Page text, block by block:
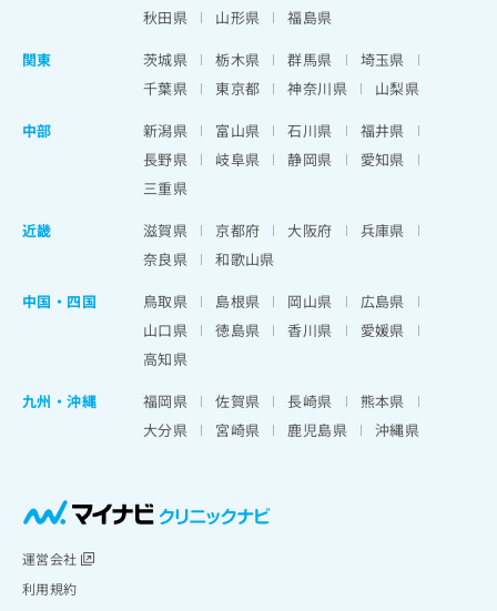
秋田県
山形県
福島県
関東
茨城県 栃木県 群馬県
埼玉県
千葉県
東京都 神奈川県
山梨県
中部
新潟県 富山県 石川県
福井県
長野県
岐阜県 静岡県
愛知県
三重県
近畿
滋賀県 京都府 大阪府
兵庫県
奈良県
和歌山県
中国・四国
鳥取県 島根県 岡山県
広島県
山口県
徳島県 香川県
愛媛県
高知県
九州・沖縄
福岡県 佐賀県 長崎県
熊本県
大分県
宮崎県 鹿児島県 沖縄県
運営会社
利用規約